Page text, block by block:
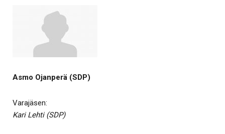
Asmo Ojanperä (SDP)
Varajäsen:
Kari Lehti (SDP)